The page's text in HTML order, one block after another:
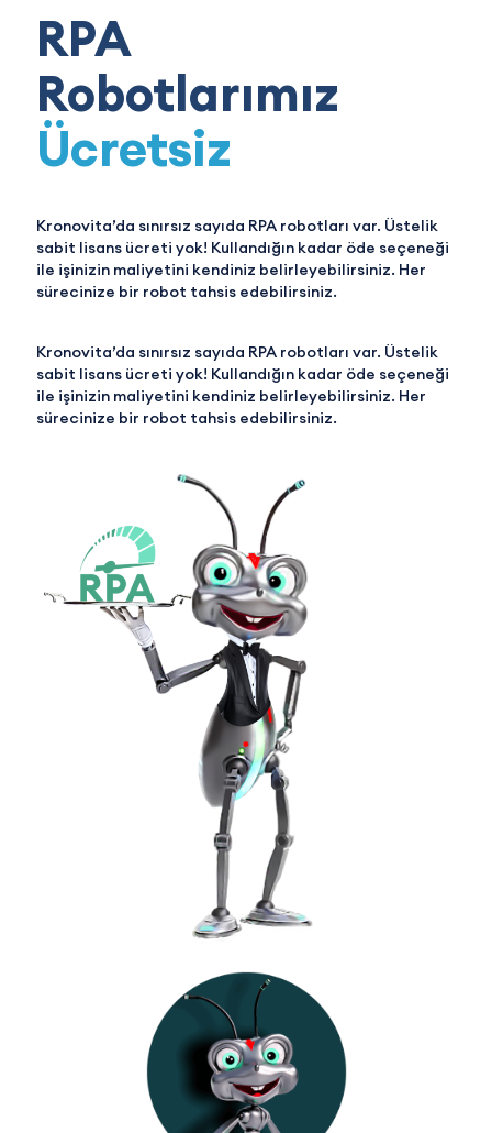
RPA
Robotlarımız
Ücretsiz
Kronovita’da sınırsız sayıda RPA robotları var. Üstelik
sabit lisans ücreti yok! Kullandığın kadar öde seçeneği
ile işinizin maliyetini kendiniz belirleyebilirsiniz. Her
sürecinize bir robot tahsis edebilirsiniz.
Kronovita’da sınırsız sayıda RPA robotları var. Üstelik
sabit lisans ücreti yok! Kullandığın kadar öde seçeneği
ile işinizin maliyetini kendiniz belirleyebilirsiniz. Her
sürecinize bir robot tahsis edebilirsiniz.